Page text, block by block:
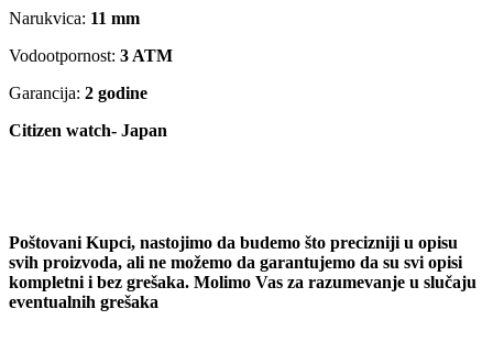
Narukvica: 11 mm
Vodootpornost: 3 ATM
Garancija: 2 godine
Citizen watch- Japan
Poštovani Kupci, nastojimo da budemo što precizniji u opisu
svih proizvoda, ali ne možemo da garantujemo da su svi opisi
kompletni i bez grešaka. Molimo Vas za razumevanje u slučaju
eventualnih grešaka